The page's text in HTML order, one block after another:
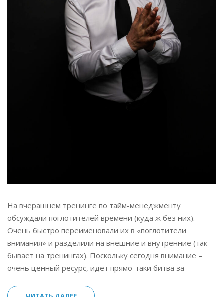
На вчерашнем тренинге по тайм-менеджменту
обсуждали поглотителей времени (куда ж без них).
Очень быстро переименовали их в «поглотители
внимания» и разделили на внешние и внутренние (так
бывает на тренингах). Поскольку сегодня внимание –
очень ценный ресурс, идет прямо-таки битва за